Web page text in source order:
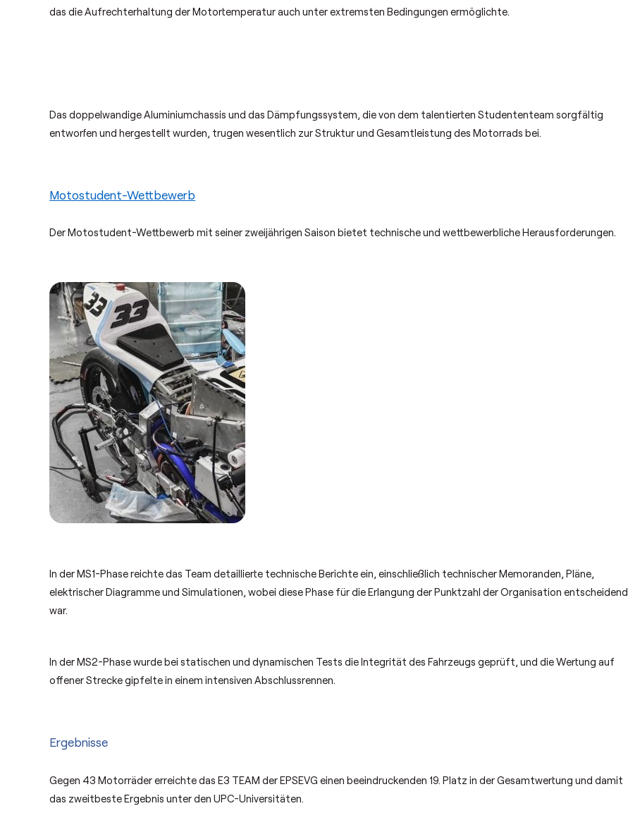
das die Aufrechterhaltung der Motortemperatur auch unter extremsten Bedingungen ermöglichte.
Das doppelwandige Aluminiumchassis und das Dämpfungssystem, die von dem talentierten Studententeam sorgfältig
entworfen und hergestellt wurden, trugen wesentlich zur Struktur und Gesamtleistung des Motorrads bei.
Motostudent-Wettbewerb
Der Motostudent-Wettbewerb mit seiner zweijährigen Saison bietet technische und wettbewerbliche Herausforderungen.
In der MS1-Phase reichte das Team detaillierte technische Berichte ein, einschließlich technischer Memoranden, Pläne,
elektrischer Diagramme und Simulationen, wobei diese Phase für die Erlangung der Punktzahl der Organisation entscheidend
war.
In der MS2-Phase wurde bei statischen und dynamischen Tests die Integrität des Fahrzeugs geprüft, und die Wertung auf
offener Strecke gipfelte in einem intensiven Abschlussrennen.
Ergebnisse
Gegen 43 Motorräder erreichte das E3 TEAM der EPSEVG einen beeindruckenden 19. Platz in der Gesamtwertung und damit
das zweitbeste Ergebnis unter den UPC-Universitäten.